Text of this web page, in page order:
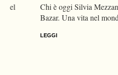
Chi è oggi Silvia Mezzanotte,
Bazar. Una vita nel mondo della